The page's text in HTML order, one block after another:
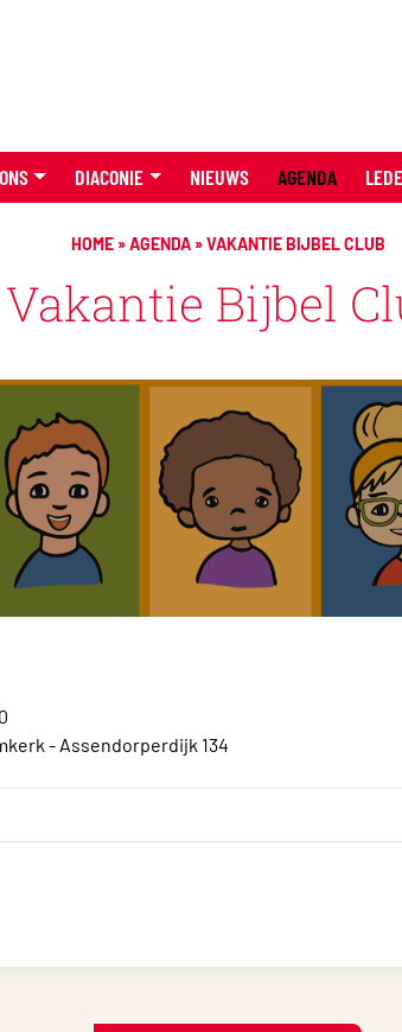
DIACONIE NIEUWS AGENDA
HOME»AGENDA»VAKANTIE BIJBEL CLUB
Vakantie Bijbel
- Assendorperdijk 134